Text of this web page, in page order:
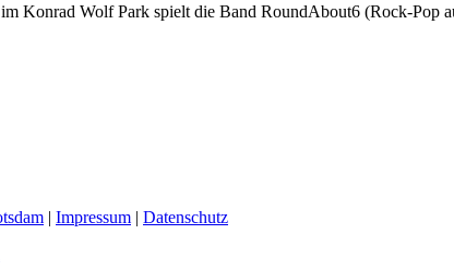
Konrad Wolf Park spielt die Band RoundAbout6 (Rock-Pop
| Impressum | Datenschutz